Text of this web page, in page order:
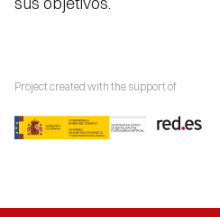
Project created with the support of